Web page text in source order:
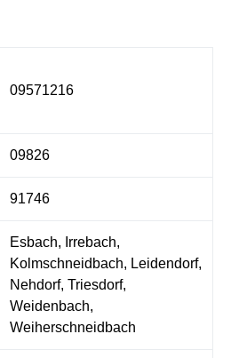
09571216
09826
91746
Esbach, Irrebach,
Kolmschneidbach, Leidendorf,
Nehdorf, Triesdorf,
Weidenbach,
Weiherschneidbach